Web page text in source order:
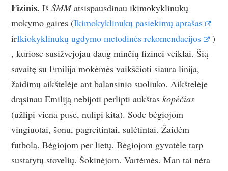
Fizinis.IšŠMMatsispausdinau ikimokyklinukų
mokymo gaires (Ikimokyklinukų pasiekimų aprašas
irIkiokyklinukų ugdymo metodinės rekomendacijos
)
, kuriose susižvejojau daug minčių fizinei veiklai. Šią
savaitę su Emilija mokėmės vaikščioti siaura linija,
žaidimų aikštelėje ant balansinio suoliuko. Aikštelėje
drąsinau Emiliją nebijoti perlipti aukštaskopėčias
(užlipi viena puse, nulipi kita). Sode bėgiojom
vingiuotai, šonu, pagreitintai, sulėtintai. Žaidėm
futbolą. Bėgiojom per lietų. Bėgiojom gyvatėle tarp
sustatytų stovelių. Šokinėjom. Vartėmės. Man tai nėra